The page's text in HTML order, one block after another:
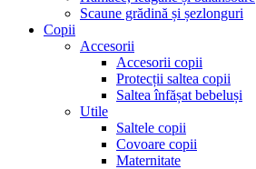
Scaune grădină și șezlonguri
Copii
Accesorii
Accesorii copii
Protecții saltea copii
Saltea înfășat bebeluși
Utile
Saltele copii
Covoare copii
Maternitate